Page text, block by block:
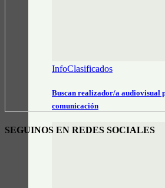
InfoClasificados
Buscan realizador/a audiovisual
comunicación
SEGUINOS EN REDES SOCIALES